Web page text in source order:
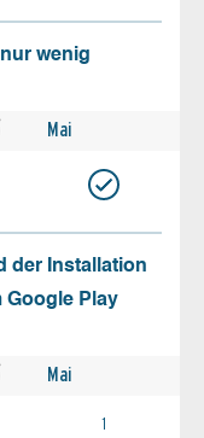
wenig
Mai
der Installation
Google Play
Mai
1